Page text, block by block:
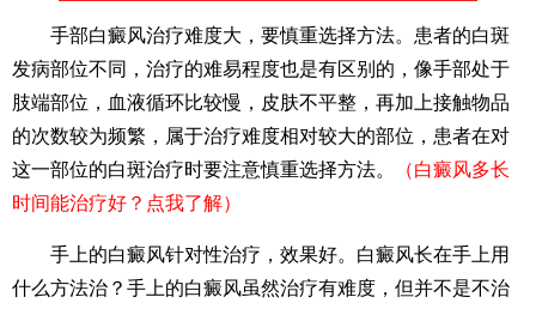
手部白癜风治疗难度大，要慎重选择方法。患者的白斑
发病部位不同，治疗的难易程度也是有区别的，像手部处于
肢端部位，血液循环比较慢，皮肤不平整，再加上接触物品
的次数较为频繁，属于治疗难度相对较大的部位，患者在对
这一部位的白斑治疗时要注意慎重选择方法。
（白癜风多长
时间能治疗好？点我了解）
手上的白癜风针对性治疗，效果好。白癜风长在手上用
什么方法治？手上的白癜风虽然治疗有难度，但并不是不治